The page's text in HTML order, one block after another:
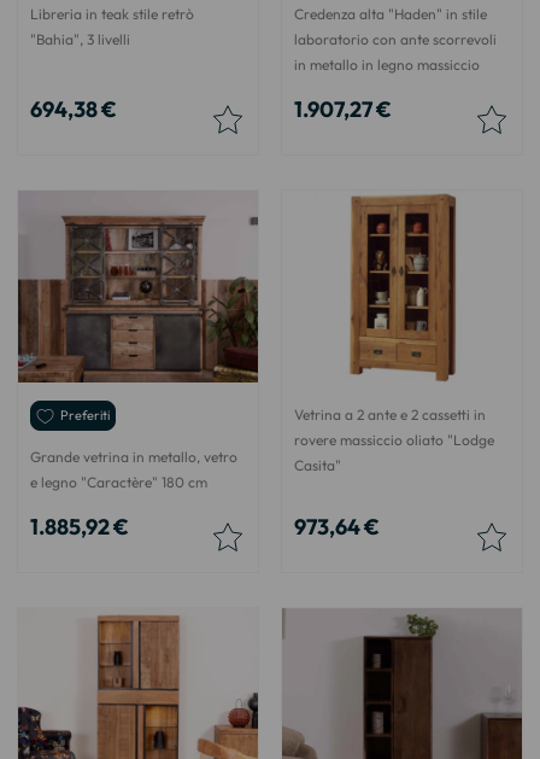
Libreria in teak stile retrò
"Bahia", 3 livelli
694,38 €
Credenza alta "Haden" in stile
laboratorio con ante scorrevoli
in metallo in legno massiccio
1.907,27 €
Preferiti
Grande vetrina in metallo, vetro
e legno "Caractère" 180 cm
1.885,92 €
Vetrina a 2 ante e 2 cassetti in
rovere massiccio oliato "Lodge
Casita"
973,64 €